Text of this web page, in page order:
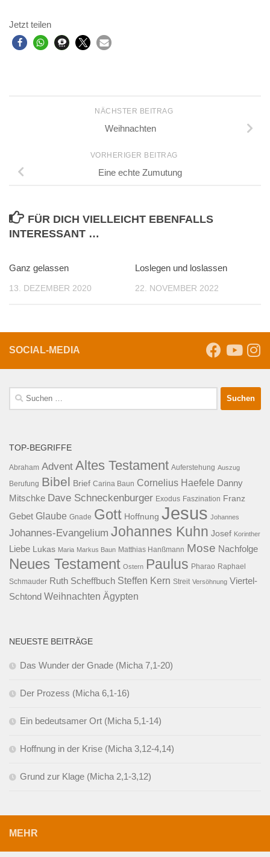
Jetzt teilen
NÄCHSTER BEITRAG
Weihnachten
VORHERIGER BEITRAG
Eine echte Zumutung
FÜR DICH VIELLEICHT EBENFALLS
INTERESSANT …
Ganz gelassen
13. DEZEMBER 2020
Loslegen und loslassen
22. NOVEMBER 2022
SOCIAL-MEDIA
Suche
nach:
TOP-BEGRIFFE
Abraham Advent Altes Testament Auferstehung Auszug
Berufung Bibel Brief Carina Baun Cornelius Haefele Danny
Mitschke Dave Schneckenburger Exodus Faszination Franz
Gebet Glaube Gnade Gott Hoffnung Jesus Johannes
Johannes-Evangelium Johannes Kuhn Josef Korinther
Liebe Lukas Maria Markus Baun Matthias Hanßmann Mose Nachfolge
Neues Testament Ostern Paulus Pharao Raphael
Schmauder Ruth Scheffbuch Steffen Kern Streit Versöhnung Viertel-
Schtond Weihnachten Ägypten
NEUESTE BEITRÄGE
Das Wunder der Gnade (Micha 7,1-20)
Der Prozess (Micha 6,1-16)
Ein bedeutsamer Ort (Micha 5,1-14)
Hoffnung in der Krise (Micha 3,12-4,14)
Grund zur Klage (Micha 2,1-3,12)
MEHR